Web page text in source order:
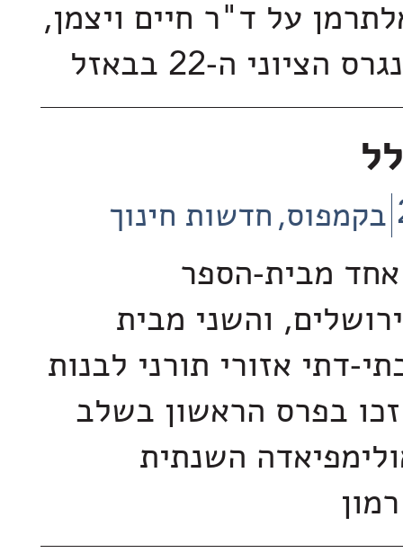
על ד"ר חיים ויצמן,
ה-22 בבאזל
בקמפוס חדשות חינוך
אחד מבית-הספר
והשני מבית
דתי אזורי תורני לבנות
זכו בפרס הראשון בשלב
השנתית